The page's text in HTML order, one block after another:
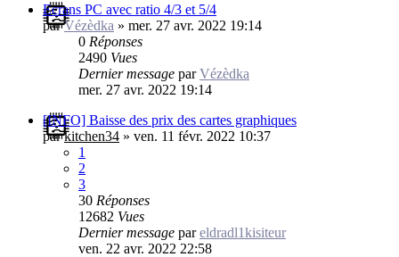
Ecrans PC avec ratio 4/3 et 5/4
parVézèdka » mer. 27 avr. 2022 19:14
0 Réponses
2490 Vues
Dernier message parVézèdka
mer. 27 avr. 2022 19:14
[INFO] Baisse des prix des cartes graphiques
parkitchen34 » ven. 11 févr. 2022 10:37
1
2
3
30 Réponses
12682 Vues
Dernier message pareldradl1kisiteur
ven. 22 avr. 2022 22:58